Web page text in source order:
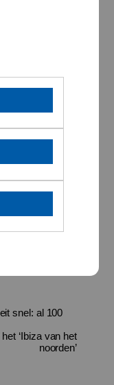
snel: al 100
‘Ibiza van het
noorden’